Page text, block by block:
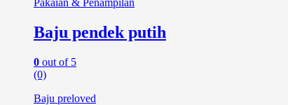
Pakaian & Penampilan
Baju pendek putih
0 out of 5
(0)
Baju preloved